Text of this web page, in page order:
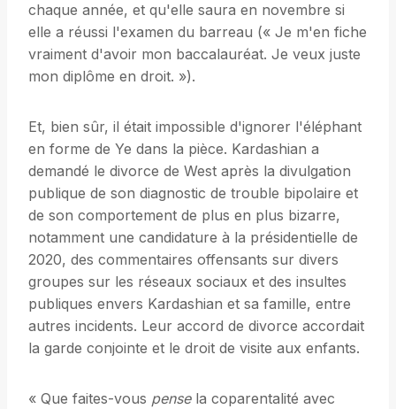
chaque année, et qu'elle saura en novembre si
elle a réussi l'examen du barreau (« Je m'en fiche
vraiment d'avoir mon baccalauréat. Je veux juste
mon diplôme en droit. »).
Et, bien sûr, il était impossible d'ignorer l'éléphant
en forme de Ye dans la pièce. Kardashian a
demandé le divorce de West après la divulgation
publique de son diagnostic de trouble bipolaire et
de son comportement de plus en plus bizarre,
notamment une candidature à la présidentielle de
2020, des commentaires offensants sur divers
groupes sur les réseaux sociaux et des insultes
publiques envers Kardashian et sa famille, entre
autres incidents. Leur accord de divorce accordait
la garde conjointe et le droit de visite aux enfants.
« Que faites-vous pensela coparentalité avec